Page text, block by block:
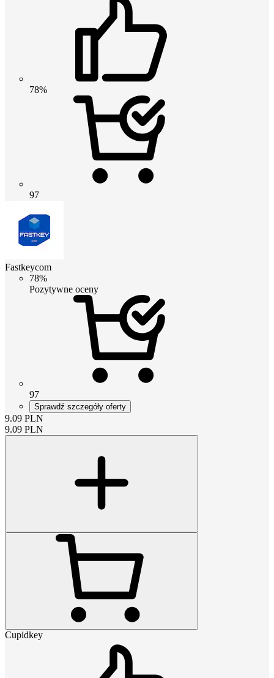
78%
97
Fastkeycom
78%
Pozytywne oceny
97
Sprawdź szczegóły oferty
9.09 PLN
9.09 PLN
Cupidkey